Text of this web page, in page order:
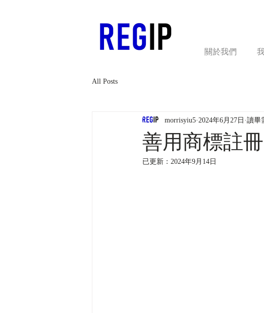
關於我們
All Posts
善用商標註
morrisyiu5 2024年6月27日 讀畢
已更新： 2024年9月14日